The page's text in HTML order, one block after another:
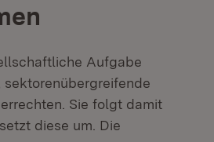
Aufgabe
Sie folgt damit
diese um. Die